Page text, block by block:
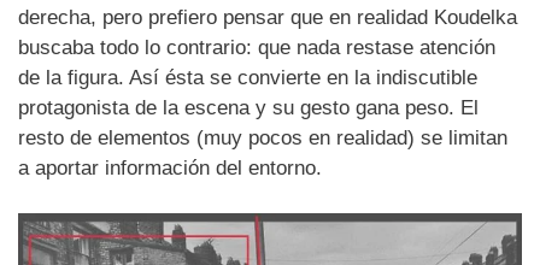
derecha, pero prefiero pensar que en realidad Koudelka
buscaba todo lo contrario: que nada restase atención
de la figura. Así ésta se convierte en la indiscutible
protagonista de la escena y su gesto gana peso. El
resto de elementos (muy pocos en realidad) se limitan
a aportar información del entorno.